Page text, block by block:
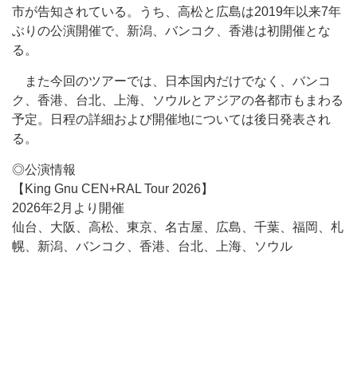
市が告知されている。うち、高松と広島は2019年以来7年
ぶりの公演開催で、新潟、バンコク、香港は初開催とな
る。
また今回のツアーでは、日本国内だけでなく、バンコ
ク、香港、台北、上海、ソウルとアジアの各都市もまわる
予定。日程の詳細および開催地については後日発表され
る。
◎公演情報
【King Gnu CEN+RAL Tour 2026】
2026年2月より開催
仙台、大阪、高松、東京、名古屋、広島、千葉、福岡、札
幌、新潟、バンコク、香港、台北、上海、ソウル